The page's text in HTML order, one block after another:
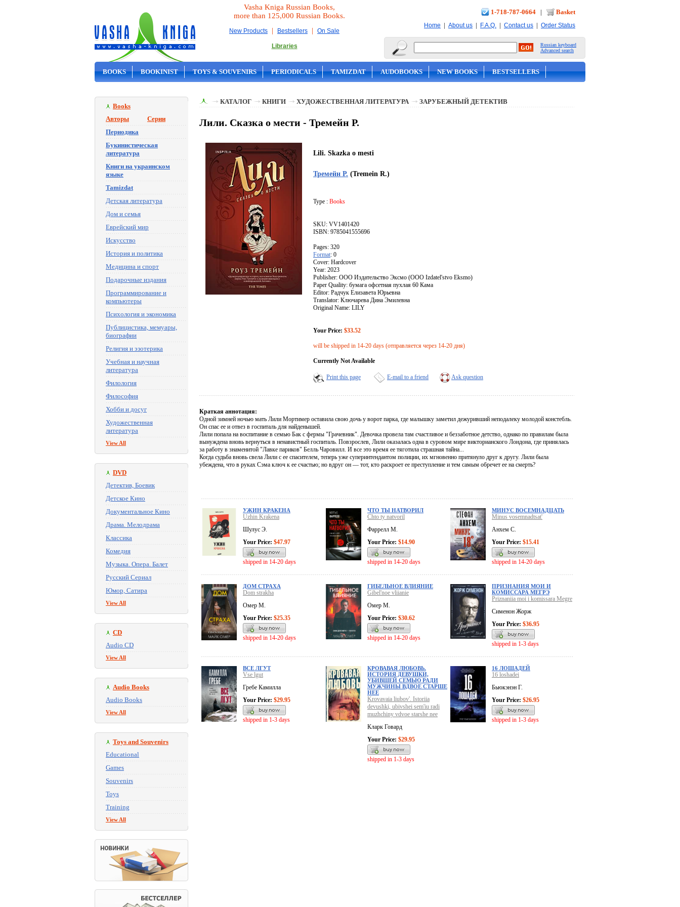
Vasha Kniga Russian Books,
more than 125,000 Russian Books.
New Products | Bestsellers | On Sale
Libraries
1-718-787-0664 | Basket
Home | About us | F.A.Q. | Contact us | Order Status
Russian keyboard
Advanced search
BOOKS BOOKINIST TOYS & SOUVENIRS PERIODICALS TAMIZDAT AUDOBOOKS NEW BOOKS BESTSELLERS
Books
Авторы
Серии
Периодика
Букинистическая
литература
Книги на украинском
языке
Tamizdat
Детская литература
Дом и семья
Еврейский мир
Искусство
История и политика
Медицина и спорт
Подарочные издания
Программирование и
компьютеры
Психология и экономика
Публицистика, мемуары,
биографии
Религия и эзотерика
Учебная и научная
литература
Филология
Философия
Хобби и досуг
Художественная
литература
View All
DVD
Детектив, Боевик
Детское Кино
Документальное Кино
Драма. Мелодрама
Классика
Комедия
Музыка. Опера. Балет
Русский Сериал
Юмор, Сатира
View All
CD
Audio CD
View All
Audio Books
Audio Books
View All
Toys and Souvenirs
Educational
Games
Souvenirs
Toys
Training
View All
КАТАЛОГ КНИГИ ХУДОЖЕСТВЕННАЯ ЛИТЕРАТУРА ЗАРУБЕЖНЫЙ ДЕТЕКТИВ
Лили. Сказка о мести - Тремейн Р.
Lili. Skazka o mesti
Тремейн Р. (Tremein R.)
Type : Books
SKU: VV1401420
ISBN: 9785041555696
Pages: 320
Format: 0
Cover: Hardcover
Year: 2023
Publisher: ООО Издательство Эксмо (OOO Izdatel'stvo Eksmo)
Paper Quality: бумага офсетная пухлая 60 Кама
Editor: Радчук Елизавета Юрьевна
Translator: Ключарева Дина Эмилевна
Original Name: LILY
Your Price: $33.52
will be shipped in 14-20 days (отправляется через 14-20 дня)
Currently Not Available
Print this page E-mail to a friend Ask question
Краткая аннотация:
Одной зимней ночью мать Лили Мортимер оставила свою дочь у ворот парка, где малышку заметил дежуривший неподалеку молодой констебль.
Он спас ее и отвез в госпиталь для найденышей.
Лили попала на воспитание в семью Бак с фермы "Грачевник". Девочка провела там счастливое и беззаботное детство, однако по правилам была
вынуждена вновь вернуться в ненавистный госпиталь. Повзрослев, Лили оказалась одна в суровом мире викторианского Лондона, где принялась
за работу в знаменитой "Лавке париков" Белль Чаровилл. И все это время ее тяготила страшная тайна...
Когда судьба вновь свела Лили с ее спасителем, теперь уже суперинтендантом полиции, их мгновенно притянуло друг к другу. Лили была
убеждена, что в руках Сэма ключ к ее счастью; но вдруг он — тот, кто раскроет ее преступление и тем самым обречет ее на смерть?
УЖИН КРАКЕНА
Uzhin Krakena
Шулус Э.
Your Price: $47.97
shipped in 14-20 days
ЧТО ТЫ НАТВОРИЛ
Chto ty natvoril
Фаррелл М.
Your Price: $14.90
shipped in 14-20 days
МИНУС ВОСЕМНАДЦАТЬ
Minus vosemnadtsat'
Анхем С.
Your Price: $15.41
shipped in 14-20 days
ДОМ СТРАХА
Dom strakha
Омер М.
Your Price: $25.35
shipped in 14-20 days
ГИБЕЛЬНОЕ ВЛИЯНИЕ
Gibel'noe vliianie
Омер М.
Your Price: $30.62
shipped in 14-20 days
ПРИЗНАНИЯ МОИ И
КОМИССАРА МЕГРЭ
Priznaniia moi i komissara Megre
Сименон Жорж
Your Price: $36.95
shipped in 1-3 days
ВСЕ ЛГУТ
Vse lgut
Гребе Камилла
Your Price: $29.95
shipped in 1-3 days
КРОВАВАЯ ЛЮБОВЬ.
ИСТОРИЯ ДЕВУШКИ,
УБИВШЕЙ СЕМЬЮ РАДИ
МУЖЧИНЫ ВДВОЕ СТАРШЕ
НЕЕ
Krovavaia liubov'. Istoriia
devushki, ubivshei sem'iu radi
muzhchiny vdvoe starshe nee
Кларк Говард
Your Price: $29.95
shipped in 1-3 days
16 ЛОШАДЕЙ
16 loshadei
Бьюкэнэн Г.
Your Price: $26.95
shipped in 1-3 days